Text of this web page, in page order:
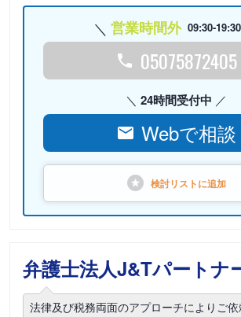
営業時間外 09:30-19:30
05075872405
24時間受付中
Webで相談
検討リストに追加
弁護士法人J&Tパートナ
法律及び税務両面のアプローチによりご